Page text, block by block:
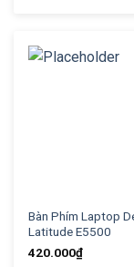
Bàn Phím Laptop
Latitude E5500
420.000₫